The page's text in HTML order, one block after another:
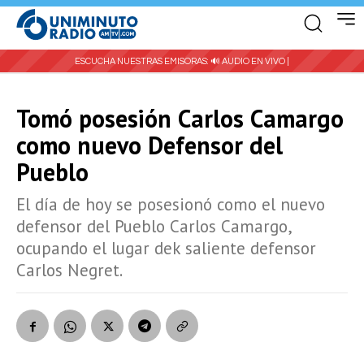
ESCUCHA NUESTRAS EMISORAS: 🔊 AUDIO EN VIVO |
Tomó posesión Carlos Camargo
como nuevo Defensor del
Pueblo
El día de hoy se posesionó como el nuevo
defensor del Pueblo Carlos Camargo,
ocupando el lugar dek saliente defensor
Carlos Negret.